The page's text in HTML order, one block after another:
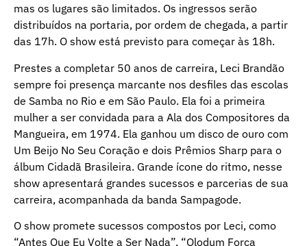
mas os lugares são limitados. Os ingressos serão
distribuídos na portaria, por ordem de chegada, a partir
das 17h. O show está previsto para começar às 18h.
Prestes a completar 50 anos de carreira, Leci Brandão
sempre foi presença marcante nos desfiles das escolas
de Samba no Rio e em São Paulo. Ela foi a primeira
mulher a ser convidada para a Ala dos Compositores da
Mangueira, em 1974. Ela ganhou um disco de ouro com
Um Beijo No Seu Coração e dois Prêmios Sharp para o
álbum Cidadã Brasileira. Grande ícone do ritmo, nesse
show apresentará grandes sucessos e parcerias de sua
carreira, acompanhada da banda Sampagode.
O show promete sucessos compostos por Leci, como
“Antes Que Eu Volte a Ser Nada”, “Olodum Força